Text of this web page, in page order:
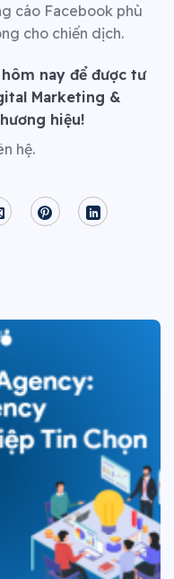
cáo Facebook phù
cho chiến dịch.
nay để được tư
Marketing &
hiệu!
hệ.